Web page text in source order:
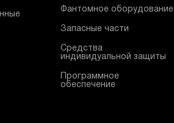
Фантомное оборудование
Запасные части
Средства
индивидуальной защиты
Программное
обеспечение